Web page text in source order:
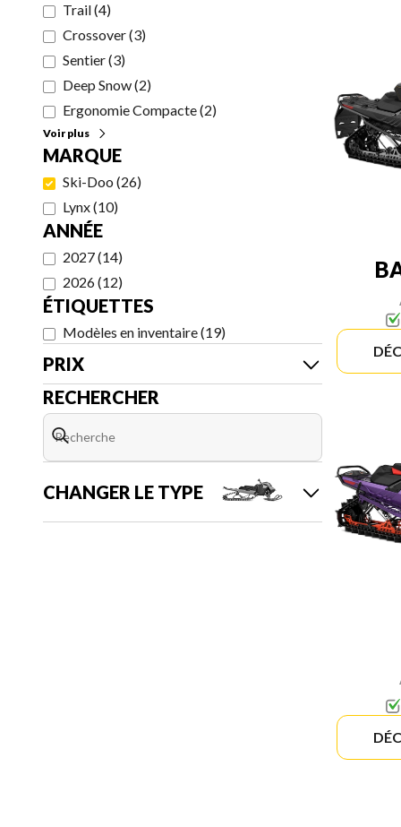
Trail(4)
Crossover(3)
Sentier(3)
Deep Snow(2)
Ergonomie Compacte(2)
Voir plus
MARQUE
Ski-Doo (26)
Lynx(10)
ANNÉE
2027(14)
2026(12)
ÉTIQUETTES
Modèles en inventaire(19)
PRIX
RECHERCHER
CHANGER LE TYPE